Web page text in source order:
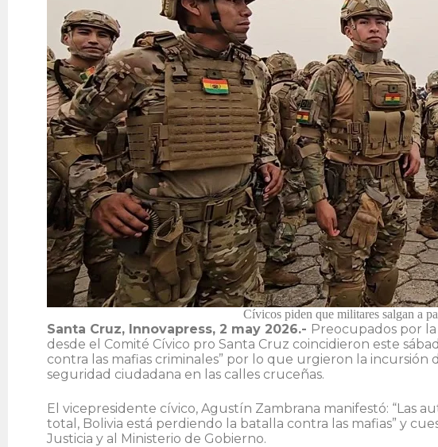
Cívicos piden que militares salgan a
Santa Cruz, Innovapress, 2 may 2026.- Preocupados por
desde el Comité Cívico pro Santa Cruz coincidieron este
contra las mafias criminales” por lo que urgieron la incursión
seguridad ciudadana en las calles cruceñas.
El vicepresidente cívico, Agustín Zambrana manifestó: “Las
total, Bolivia está perdiendo la batalla contra las mafias” y
Justicia y al Ministerio de Gobierno.